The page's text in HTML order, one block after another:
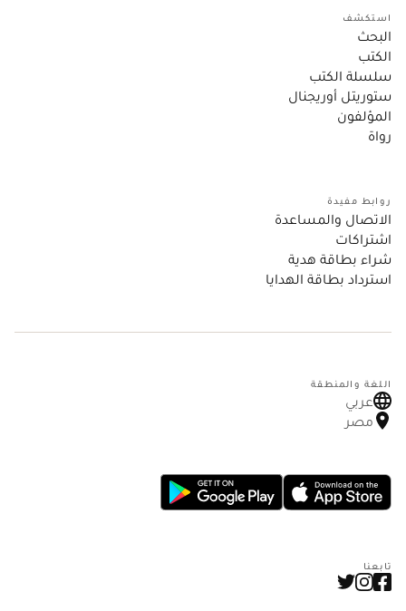
استكشف
البحث
الكتب
سلسلة الكتب
ستوريتل أوريجنال
المؤلفون
رواة
روابط مفيدة
الاتصال والمساعدة
اشتراكات
شراء بطاقة هدية
استرداد بطاقة الهدايا
اللغة والمنطقة
عربي
مصر
تابعنا